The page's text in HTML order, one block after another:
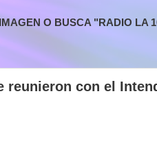
O BUSCA "RADIO LA
reunieron con el